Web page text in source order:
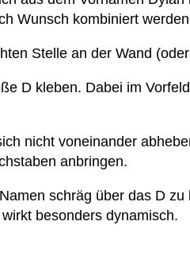
Wunsch kombiniert
Stelle an der Wand
D kleben. Dabei im
nicht voneinander
anbringen.
schräg über das D
besonders dynamisch.